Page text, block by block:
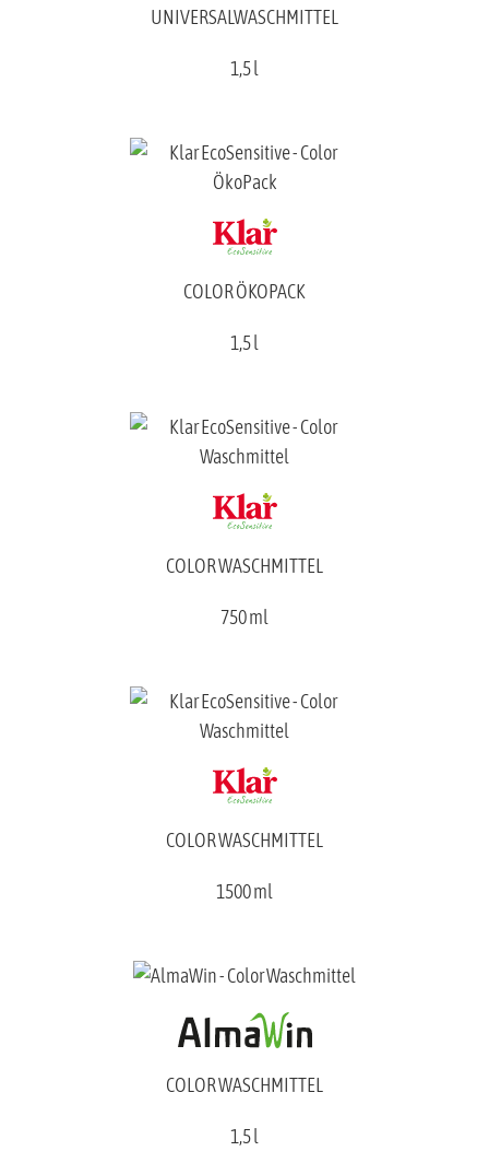
UNIVERSALWASCHMITTEL
1,5 l
COLOR ÖKOPACK
1,5 l
COLOR WASCHMITTEL
750 ml
COLOR WASCHMITTEL
1500 ml
COLOR WASCHMITTEL
1,5 l